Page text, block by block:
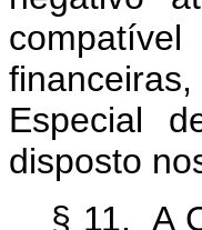
Especial
disposto
§ 11. A